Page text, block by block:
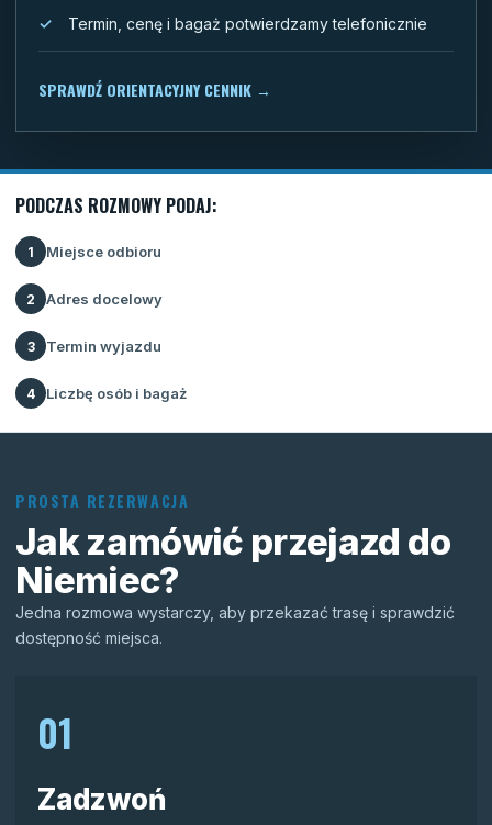
Termin, cenę i bagaż potwierdzamy telefonicznie
SPRAWDŹ ORIENTACYJNY CENNIK →
PODCZAS ROZMOWY PODAJ:
1 Miejsce odbioru
2 Adres docelowy
3 Termin wyjazdu
4 Liczbę osób i bagaż
PROSTA REZERWACJA
Jak zamówić przejazd do
Niemiec?
Jedna rozmowa wystarczy, aby przekazać trasę i sprawdzić
dostępność miejsca.
01
Zadzwoń